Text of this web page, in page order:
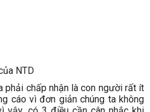
NTD
phải chấp nhận là con người rất ít
cáo vì đơn giản chúng ta không